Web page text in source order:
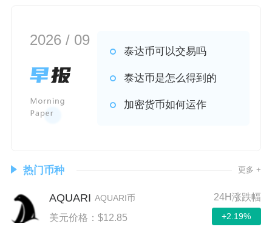
2026 / 09
泰达币可以交易吗
泰达币是怎么得到的
加密货币如何运作
热门币种 更多 +
AQUARI AQUARI币
美元价格：$12.85
24H涨跌幅
+2.19%